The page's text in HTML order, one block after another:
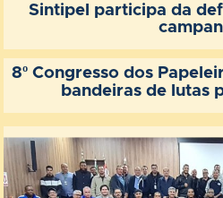
Sintipel participa da
8º Congresso dos
bandeiras de lutas